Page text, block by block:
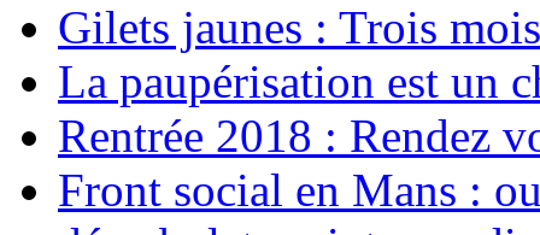
Gilets jaunes : Trois
La paupérisation est un
Rentrée 2018 : Rendez
Front social en Mans :